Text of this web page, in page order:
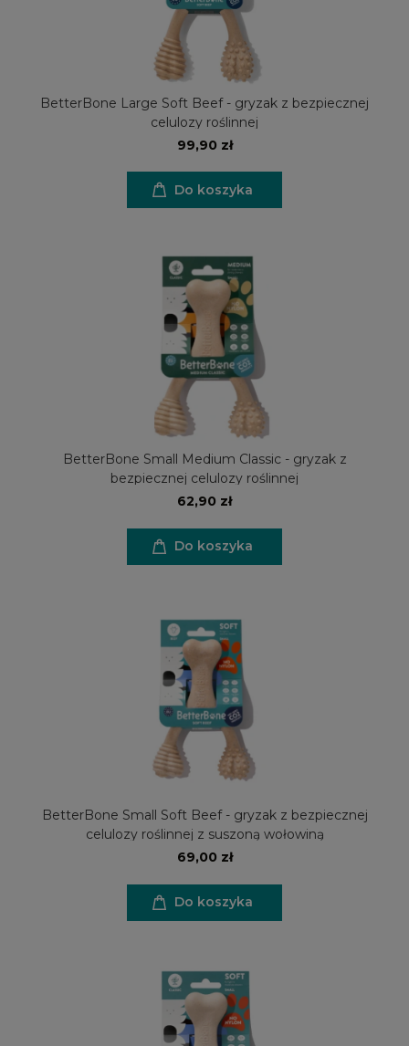
BetterBone Large Soft Beef - gryzak z bezpiecznej
celulozy roślinnej
99,90 zł
Do koszyka
BetterBone Small Medium Classic - gryzak z
bezpiecznej celulozy roślinnej
62,90 zł
Do koszyka
BetterBone Small Soft Beef - gryzak z bezpiecznej
celulozy roślinnej z suszoną wołowiną
69,00 zł
Do koszyka